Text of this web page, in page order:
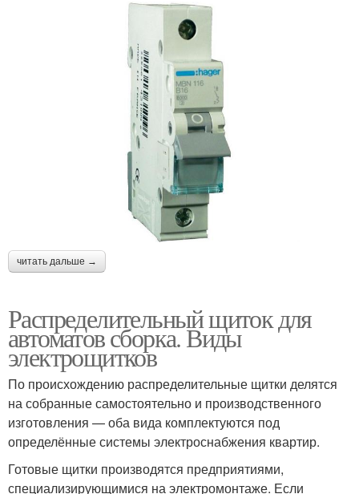
читать дальше →
Распределительный щиток для
автоматов сборка. Виды
электрощитков
По происхождению распределительные щитки делятся
на собранные самостоятельно и производственного
изготовления — оба вида комплектуются под
определённые системы электроснабжения квартир.
Готовые щитки производятся предприятиями,
специализирующимися на электромонтаже. Если